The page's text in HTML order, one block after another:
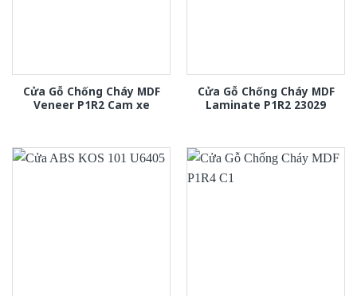
Cửa Gỗ Chống Cháy MDF
Veneer P1R2 Cam xe
Cửa Gỗ Chống Cháy MDF
Laminate P1R2 23029